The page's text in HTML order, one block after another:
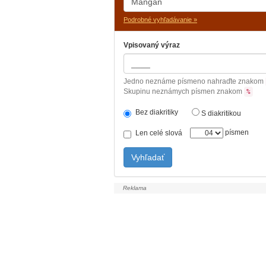
Podrobné vyhľadávanie »
Vpisovaný výraz
Jedno neznáme písmeno nahraďte znakom
Skupinu neznámych písmen znakom %
Bez diakritiky S diakritikou
Len celé slová písmen
Vyhľadať